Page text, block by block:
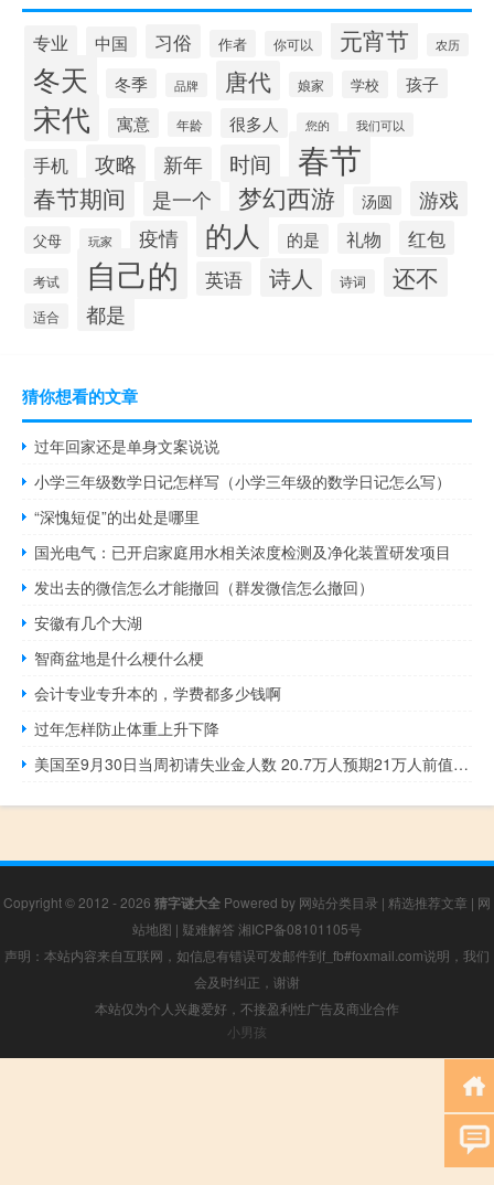
专业 中国 习俗 作者 你可以 元宵节 农历
冬天 冬季 品牌 唐代 娘家 学校 孩子
宋代 寓意 年龄 很多人 您的 我们可以
手机 攻略 新年 时间 春节
春节期间 是一个 梦幻西游 汤圆 游戏
父母 玩家 疫情 的人 的是 礼物 红包
考试 自己的 英语 诗人 诗词 还不
适合 都是
猜你想看的文章
过年回家还是单身文案说说
小学三年级数学日记怎样写（小学三年级的数学日记怎么写）
“深愧短促”的出处是哪里
国光电气：已开启家庭用水相关浓度检测及净化装置研发项目
发出去的微信怎么才能撤回（群发微信怎么撤回）
安徽有几个大湖
智商盆地是什么梗什么梗
会计专业专升本的，学费都多少钱啊
过年怎样防止体重上升下降
美国至9月30日当周初请失业金人数 20.7万人预期21万人前值20.4万人
Copyright © 2012 - 2026 猜字谜大全 Powered by 网站分类目录 | 精选推荐文章 | 网
站地图 | 疑难解答 湘ICP备08101105号
声明：本站内容来自互联网，如信息有错误可发邮件到f_fb#foxmail.com说明，我们
会及时纠正，谢谢
本站仅为个人兴趣爱好，不接盈利性广告及商业合作
小男孩